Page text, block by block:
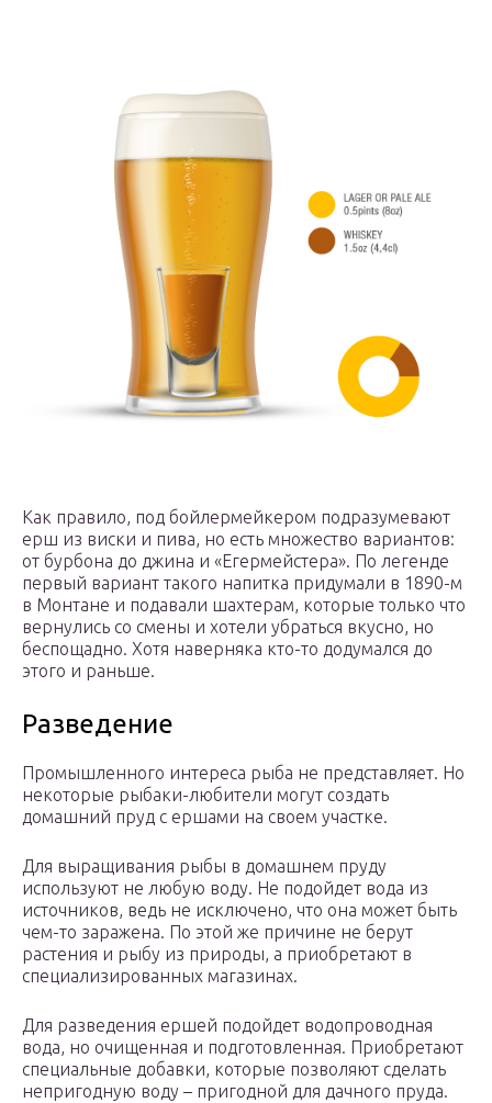
Как правило, под бойлермейкером подразумевают
ерш из виски и пива, но есть множество вариантов:
от бурбона до джина и «Егермейстера». По легенде
первый вариант такого напитка придумали в 1890-м
в Монтане и подавали шахтерам, которые только что
вернулись со смены и хотели убраться вкусно, но
беспощадно. Хотя наверняка кто-то додумался до
этого и раньше.
Разведение
Промышленного интереса рыба не представляет. Но
некоторые рыбаки-любители могут создать
домашний пруд с ершами на своем участке.
Для выращивания рыбы в домашнем пруду
используют не любую воду. Не подойдет вода из
источников, ведь не исключено, что она может быть
чем-то заражена. По этой же причине не берут
растения и рыбу из природы, а приобретают в
специализированных магазинах.
Для разведения ершей подойдет водопроводная
вода, но очищенная и подготовленная. Приобретают
специальные добавки, которые позволяют сделать
непригодную воду – пригодной для дачного пруда.